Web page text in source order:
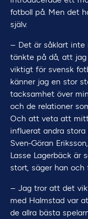
fotboll på. Men det
själv.
– Det är såklart inte
tänkte på då, att
viktigt för svensk
känner jag en stor
tacksamhet över
och de relationer
Och att veta att
influerat andra
Sven-Göran
Lasse Lagerbäck är
stort, säger han och
– Jag tror att det
med Halmstad var
de allra bästa